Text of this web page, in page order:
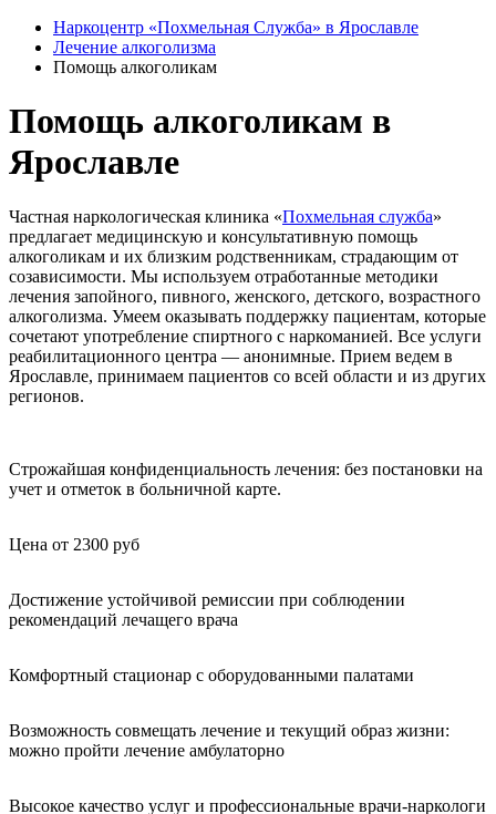
Наркоцентр «Похмельная Служба» в Ярославле
Лечение алкоголизма
Помощь алкоголикам
Помощь алкоголикам в
Ярославле
Частная наркологическая клиника «Похмельная служба»
предлагает медицинскую и консультативную помощь
алкоголикам и их близким родственникам, страдающим от
созависимости. Мы используем отработанные методики
лечения запойного, пивного, женского, детского, возрастного
алкоголизма. Умеем оказывать поддержку пациентам, которые
сочетают употребление спиртного с наркоманией. Все услуги
реабилитационного центра — анонимные. Прием ведем в
Ярославле, принимаем пациентов со всей области и из других
регионов.
Строжайшая конфиденциальность лечения: без постановки на
учет и отметок в больничной карте.
Цена от 2300 руб
Достижение устойчивой ремиссии при соблюдении
рекомендаций лечащего врача
Комфортный стационар с оборудованными палатами
Возможность совмещать лечение и текущий образ жизни:
можно пройти лечение амбулаторно
Высокое качество услуг и профессиональные врачи-наркологи